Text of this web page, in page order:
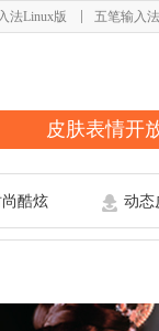
法Linux版 五笔输入法
皮肤表情开
尚酷炫 动态